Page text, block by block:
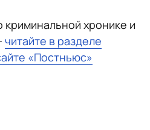
хронике и
читайте в разделе
«Постньюс»